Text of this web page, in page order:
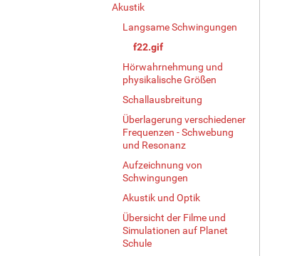
Akustik
Langsame Schwingungen
f22.gif
Hörwahrnehmung und
physikalische Größen
Schallausbreitung
Überlagerung verschiedener
Frequenzen - Schwebung
und Resonanz
Aufzeichnung von
Schwingungen
Akustik und Optik
Übersicht der Filme und
Simulationen auf Planet
Schule